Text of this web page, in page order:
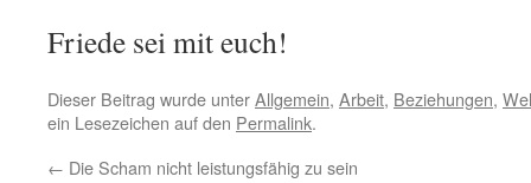
Friede sei mit euch!
Dieser Beitrag wurde unterAllgemein, Arbeit, Beziehungen,
ein Lesezeichen auf den Permalink.
← Die Scham nicht leistungsfähig zu sein